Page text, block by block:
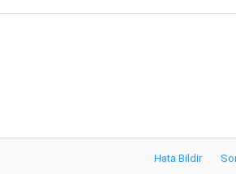
Hata Bildir